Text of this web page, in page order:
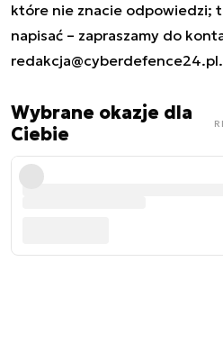
które nie znacie odpowiedzi;
napisać – zapraszamy do
redakcja@cyberdefence24.pl.
Wybrane okazje dla
Ciebie